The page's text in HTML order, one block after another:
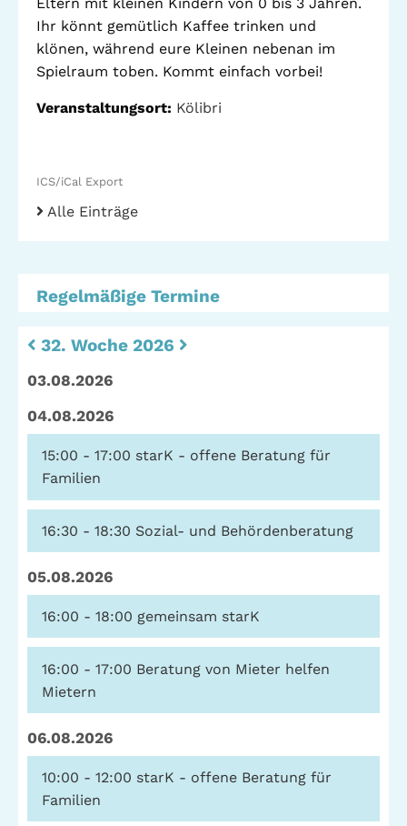
Standorte
Gemeinwesenarbeit
Raumvermietung
Auszeichnungen
Leseförderung
Ferienprogramm
starK
Offene Sozial- und
Big Point
Mieter helfern
Mietern
Familienberatung –
für Fragen zur
Erziehung
Medienzentrum
Stadtteiltheater
Küchenkonzerte
GWA St. Pauli e.V.
Gemeinwesenarbeit | Kulturarbeit | Sozialarbeit
Hein-Köllisch-Platz 11 + 12, 20359 Hamburg
Ihr könnt gemütlich Kaffee trinken und
klönen, während eure Kleinen nebenan im
Spielraum toben. Kommt einfach vorbei!
Veranstaltungsort: Kölibri
ICS/iCal Export
Alle Einträge
Regelmäßige Termine
32. Woche 2026
03.08.2026
04.08.2026
15:00 - 17:00 starK - offene Beratung für
Familien
16:30 - 18:30 Sozial- und Behördenberatung
05.08.2026
16:00 - 18:00 gemeinsam starK
16:00 - 17:00 Beratung von Mieter helfen
Mietern
06.08.2026
10:00 - 12:00 starK - offene Beratung für
Familien